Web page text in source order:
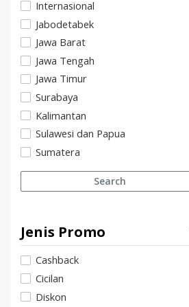
Internasional
Jabodetabek
Jawa Barat
Jawa Tengah
Jawa Timur
Surabaya
Kalimantan
Sulawesi dan Papua
Sumatera
Search
Jenis Promo
Cashback
Cicilan
Diskon